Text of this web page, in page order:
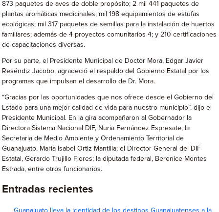
873 paquetes de aves de doble propósito; 2 mil 441 paquetes de
plantas aromáticas medicinales; mil 198 equipamientos de estufas
ecológicas; mil 317 paquetes de semillas para la instalación de huertos
familiares; además de 4 proyectos comunitarios 4; y 210 certificaciones
de capacitaciones diversas.
Por su parte, el Presidente Municipal de Doctor Mora, Edgar Javier
Reséndiz Jacobo, agradeció el respaldo del Gobierno Estatal por los
programas que impulsan el desarrollo de Dr. Mora.
“Gracias por las oportunidades que nos ofrece desde el Gobierno del
Estado para una mejor calidad de vida para nuestro municipio”, dijo el
Presidente Municipal. En la gira acompañaron al Gobernador la
Directora Sistema Nacional DIF, Nuria Fernández Espresate; la
Secretaria de Medio Ambiente y Ordenamiento Territorial de
Guanajuato, María Isabel Ortiz Mantilla; el Director General del DIF
Estatal, Gerardo Trujillo Flores; la diputada federal, Berenice Montes
Estrada, entre otros funcionarios.
Entradas recientes
Guanajuato lleva la identidad de los destinos Guanajuatenses a la